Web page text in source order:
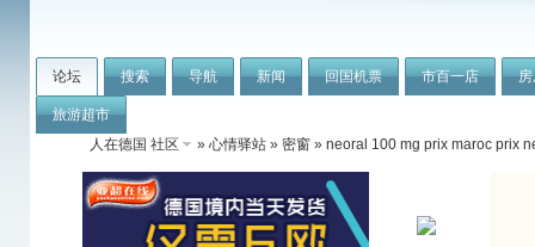
论坛 搜索 导航 新闻 回国机票 市百一店
旅游超市
人在德国 社区
» 心情驿站 » 密窗 » neoral 100 mg prix maroc prix